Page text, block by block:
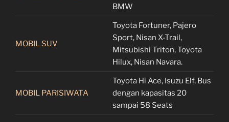
BMW
MOBIL SUV
Toyota Fortuner, Pajero
Sport, Nisan X-Trail,
Mitsubishi Triton, Toyota
Hilux, Nisan Navara.
MOBIL PARISIWATA
Toyota Hi Ace, Isuzu Elf, Bus
dengan kapasitas 20
sampai 58 Seats